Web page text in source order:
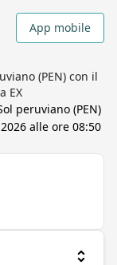
App mobile
(PEN) con il
EX
peruviano (PEN)
alle ore 08:50